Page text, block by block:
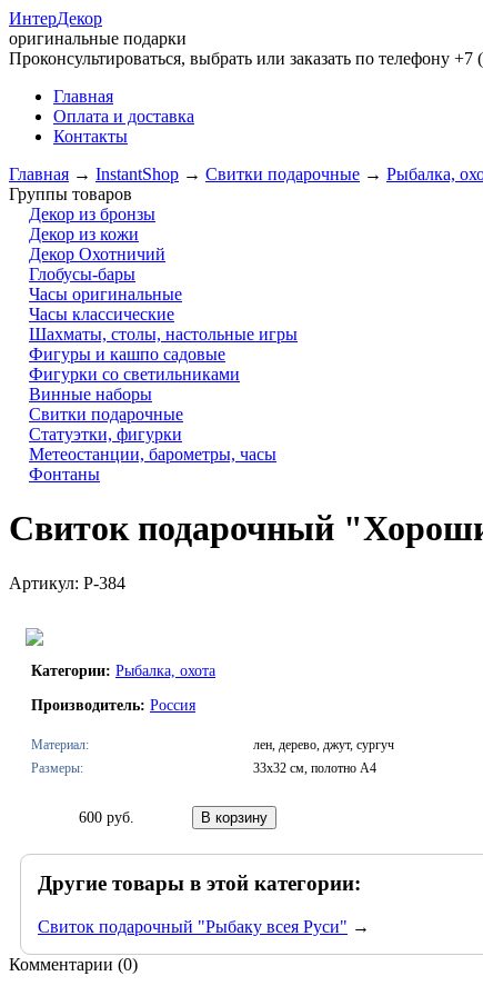
ИнтерДекор
оригинальные подарки
Проконсультироваться, выбрать или заказать по телефону +7
Главная
Оплата и доставка
Контакты
Главная → InstantShop → Свитки подарочные → Рыбалка,
Группы товаров
Декор из бронзы
Декор из кожи
Декор Охотничий
Глобусы-бары
Часы оригинальные
Часы классические
Шахматы, столы, настольные игры
Фигуры и кашпо садовые
Фигурки со светильниками
Винные наборы
Свитки подарочные
Статуэтки, фигурки
Метеостанции, барометры, часы
Фонтаны
Свиток подарочный
Артикул: Р-384
Категории: Рыбалка, охота
Производитель: Россия
Материал:
лен, дерево, джут, сургуч
Размеры:
33х32 см, полотно А4
600 руб.
Другие товары в этой категории:
Свиток подарочный "Рыбаку всея Руси" →
Комментарии (0)